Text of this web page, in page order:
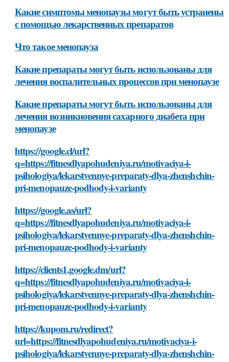
Какие симптомы менопаузы могут быть устранены
с помощью лекарственных препаратов
Что такое менопауза
Какие препараты могут быть использованы для
лечения воспалительных процессов при менопаузе
Какие препараты могут быть использованы для
лечения возникновения сахарного диабета при
менопаузе
https://google.cl/url?
q=https://fitnesdlyapohudeniya.ru/motivaciya-i-
psihologiya/lekarstvennye-preparaty-dlya-zhenshchin-
pri-menopauze-podhody-i-varianty
https://google.as/url?
q=https://fitnesdlyapohudeniya.ru/motivaciya-i-
psihologiya/lekarstvennye-preparaty-dlya-zhenshchin-
pri-menopauze-podhody-i-varianty
https://clients1.google.dm/url?
q=https://fitnesdlyapohudeniya.ru/motivaciya-i-
psihologiya/lekarstvennye-preparaty-dlya-zhenshchin-
pri-menopauze-podhody-i-varianty
https://kupom.ru/redirect?
url=https://fitnesdlyapohudeniya.ru/motivaciya-i-
psihologiya/lekarstvennye-preparaty-dlya-zhenshchin-